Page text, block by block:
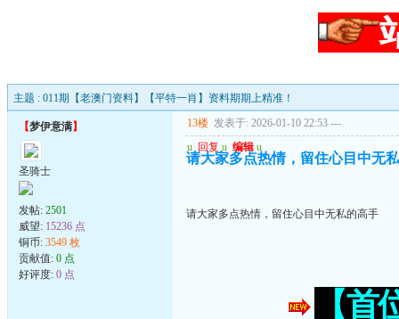
主题 : 011期【老澳门资料】【平特一肖】资料期期上精准！
【梦伊意满】
圣骑士
发帖: 2501
威望: 15236 点
铜币: 3549 枚
贡献值: 0 点
好评度: 0 点
13楼 发表于: 2026-01-10 22:53 ---
u 回复 u 编辑 u
请大家多点热情，留住心目中无
请大家多点热情，留住心目中无私的高手
【